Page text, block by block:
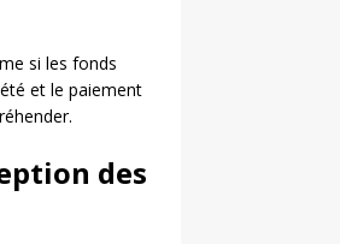
si les fonds
et le paiement
des